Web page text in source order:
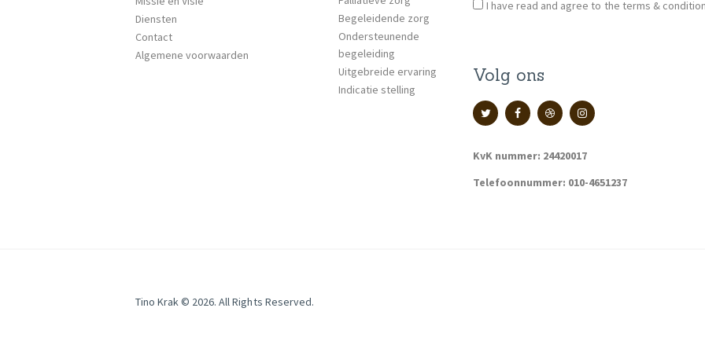
Diensten
Contact
Algemene voorwaarden
Begeleidende zorg
Ondersteunende
begeleiding
Uitgebreide ervaring
Indicatie stelling
I have read and agree to the terms &
Volg ons
KvK nummer: 24420017
Telefoonnummer: 010-4651237
Tino Krak © 2026. All Rights Reserved.